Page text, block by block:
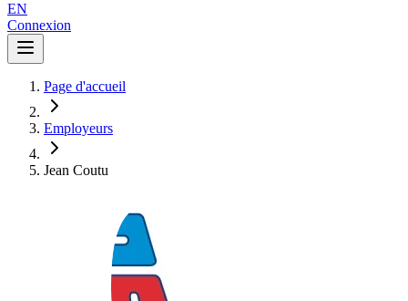
EN
Connexion
Page d'accueil
Employeurs
Jean Coutu